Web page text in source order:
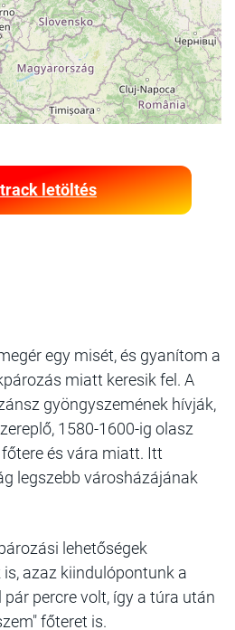
letöltés
egy misét, és gyanítom a
miatt keresik fel. A
gyöngyszemének hívják,
1580-1600-ig olasz
és vára miatt. Itt
legszebb városházájának
lehetőségek
azaz kiindulópontunk a
percre volt, így a túra után
főteret is.